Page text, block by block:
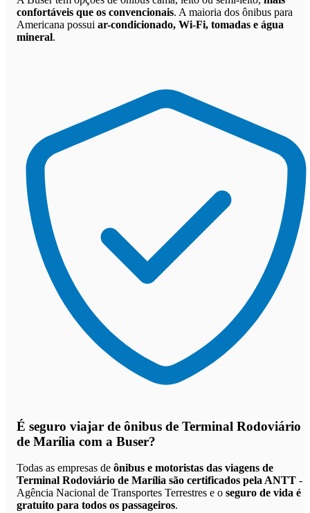
confortáveis que os convencionais. A maioria dos ônibus para
Americana possui ar-condicionado, Wi-Fi, tomadas e água
mineral.
É seguro viajar de ônibus de Terminal Rodoviário
de Marília com a Buser?
Todas as empresas de ônibus e motoristas das viagens de
Terminal Rodoviário de Marília são certificados pela ANTT -
Agência Nacional de Transportes Terrestres e o seguro de vida é
gratuito para todos os passageiros.